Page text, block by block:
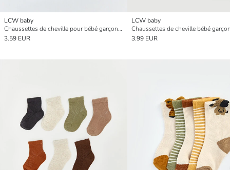
LCW baby
Chaussettes de cheville pour bébé garçon Lot de 5 pièces
3.59 EUR
LCW baby
3.99 EUR